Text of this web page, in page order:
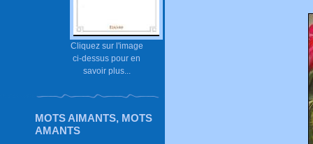
Cliquez sur l'image
ci-dessus pour en
savoir plus...
MOTS AIMANTS, MOTS
AMANTS